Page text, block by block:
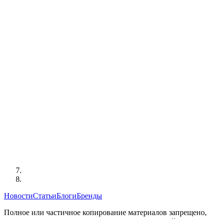
НовостиСтатьиБлогиБренды
Полное или частичное копирование материалов запрещено,